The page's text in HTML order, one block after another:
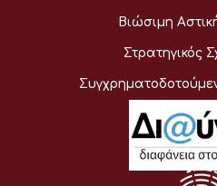
Βιώσιμη
Στρατηγικός